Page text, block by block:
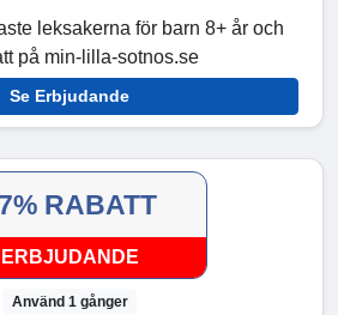
leksakerna för barn 8+ år och
på min-lilla-sotnos.se
Se Erbjudande
RABATT
ERBJUDANDE
Använd 1 gånger